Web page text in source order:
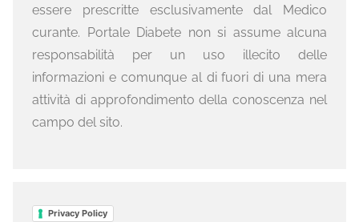
essere prescritte esclusivamente dal Medico
curante. Portale Diabete non si assume alcuna
responsabilità per un uso illecito delle
informazioni e comunque al di fuori di una mera
attività di approfondimento della conoscenza nel
campo del sito.
Privacy Policy